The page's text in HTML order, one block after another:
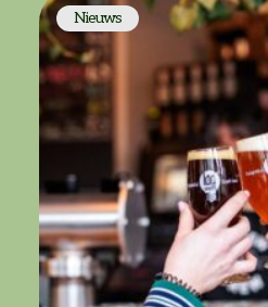
Philips de Jongh. Midden
[…]
Nieuws